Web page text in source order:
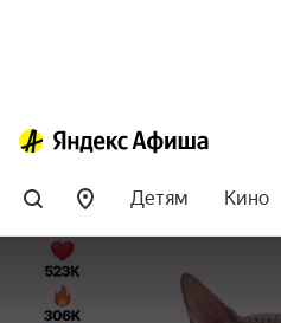
Детям Кино